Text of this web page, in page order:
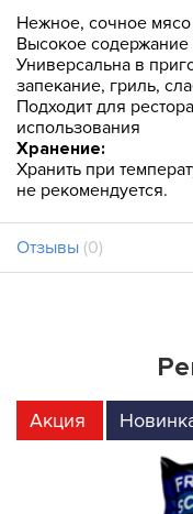
Нежное, сочное
Высокое содержание
Универсальна в
запекание, гриль,
Подходит для
использования
Хранение:
Хранить при
не рекомендуется.
Отзывы (0)
Акция